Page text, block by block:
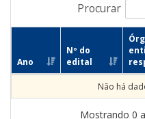
Procurar
Ano
Nº do
edital
Não há
Mostrando 0